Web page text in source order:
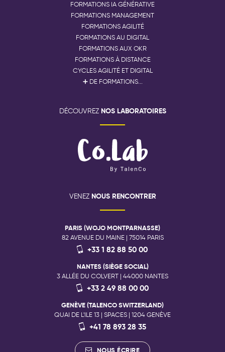
FORMATIONS IA GÉNÉRATIVE
FORMATIONS MANAGEMENT
FORMATIONS AGILITÉ
FORMATIONS AU DIGITAL
FORMATIONS AUX OKR
FORMATIONS À DISTANCE
CYCLES AGILITÉ ET DIGITAL
➕ DE FORMATIONS...
DÉCOUVREZ NOS LABORATOIRES
VENEZ NOUS RENCONTRER
PARIS (WOJO MONTPARNASSE)
82 AVENUE DU MAINE | 75014 PARIS
+33 1 82 88 50 00
NANTES (SIÈGE SOCIAL)
3 ALLÉE DU COLVERT | 44000 NANTES
+33 2 49 88 00 00
GENÈVE (TALENCO SWITZERLAND)
QUAI DE L'ILE 13 | SPACES | 1204 GENÈVE
+41 78 893 28 35
NOUS ÉCRIRE